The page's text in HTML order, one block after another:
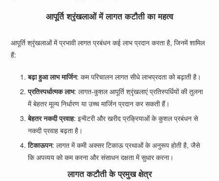
आपूर्ति श्रृंखलाओं में लागत कटौती का महत्व
आपूर्ति श्रृंखलाओं में प्रभावी लागत प्रबंधन कई लाभ प्रदान करता है, जिनमें शामिल
हैं:
बढ़ा हुआ लाभ मार्जिन: कम परिचालन लागत सीधे लाभप्रदता को बढ़ाती है।
प्रतिस्पर्धात्मक लाभ: लागत-कुशल आपूर्ति श्रृंखलाएं प्रतिस्पर्धियों की तुलना
में बेहतर मूल्य निर्धारण या उच्च मार्जिन प्रदान कर सकती हैं।
बेहतर नकदी प्रवाह: इन्वेंटरी और खरीद प्रक्रियाओं के कुशल प्रबंधन से
नकदी प्रवाह बढ़ता है।
टिकाऊपन: लागत में कमी अक्सर टिकाऊ प्रथाओं के अनुरूप होती है, जैसे
कि अपव्यय को कम करना और संसाधन दक्षता में सुधार करना।
लागत कटौती के प्रमुख क्षेत्र